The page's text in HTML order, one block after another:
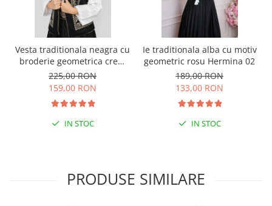
Vesta traditionala neagra cu
broderie geometrica crem
Flavia
225,00 RON
159,00 RON
IN STOC
Ie traditionala alba cu motiv
geometric rosu Hermina 02
189,00 RON
133,00 RON
IN STOC
PRODUSE SIMILARE